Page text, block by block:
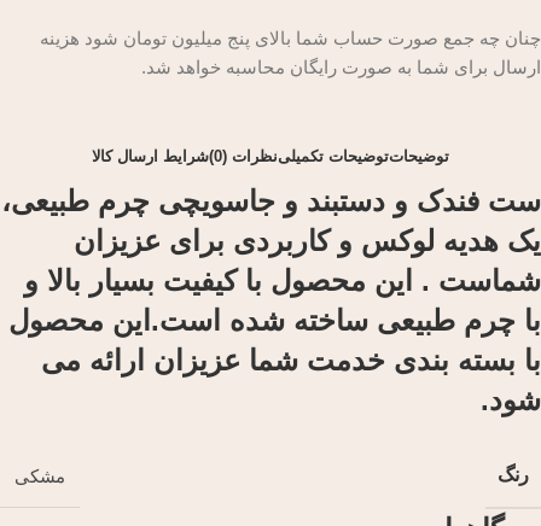
چنان چه جمع صورت حساب شما بالای پنج میلیون تومان شود هزینه
ارسال برای شما به صورت رایگان محاسبه خواهد شد.
توضیحاتتوضیحات تکمیلینظرات (0) شرایط ارسال کالا
ست فندک و دستبند و جاسویچی چرم طبیعی،
یک هدیه لوکس و کاربردی برای عزیزان
شماست . این محصول با کیفیت بسیار بالا و
با چرم طبیعی ساخته شده است.این محصول
با بسته بندی خدمت شما عزیزان ارائه می
شود.
رنگ مشکی